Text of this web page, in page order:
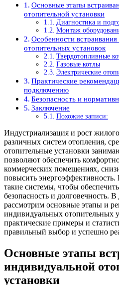
Основные этапы
отопительной установки
Диагностика и
Монтаж
Особенности
отопительных установок
Твердотопливные
Газовые котлы
Электрические
Практические
подключению
Безопасность и
Заключение
Похожие записи:
Индустриализация и рост
различных систем отопления,
отопительные установки
позволяют обеспечить
коммерческих помещениях,
повысить
такие системы, чтобы
безопасность и долговечность.
рассмотрим основные этапы и
индивидуальных отопительных
практические примеры и
правильный выбор и успешно
Основные этапы
индивидуальной
установки